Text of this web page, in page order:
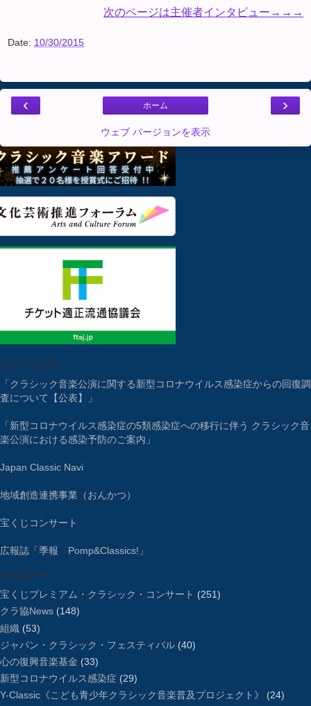
次のページは主催者インタビュー→→→
Date: 10/30/2015
‹ ›
ホーム
ウェブ バージョンを表示
インデックス
「クラシック音楽公演に関する新型コロナウイルス感染症からの回復調
査について【公表】」
「新型コロナウイルス感染症の5類感染症への移行に伴う クラシック音
楽公演における感染予防のご案内」
Japan Classic Navi
地域創造連携事業（おんかつ）
宝くじコンサート
広報誌「季報 Pomp&Classics!」
カテゴリー
宝くじプレミアム・クラシック・コンサート (251)
クラ協News (148)
組織 (53)
ジャパン・クラシック・フェスティバル (40)
心の復興音楽基金 (33)
新型コロナウイルス感染症 (29)
Y-Classic《こども青少年クラシック音楽普及プロジェクト》
(24)